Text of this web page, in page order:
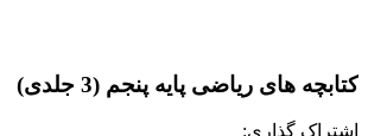
کتابچه های ریاضی پایه پنجم (3 جلدی)
اشتراک گذاری: